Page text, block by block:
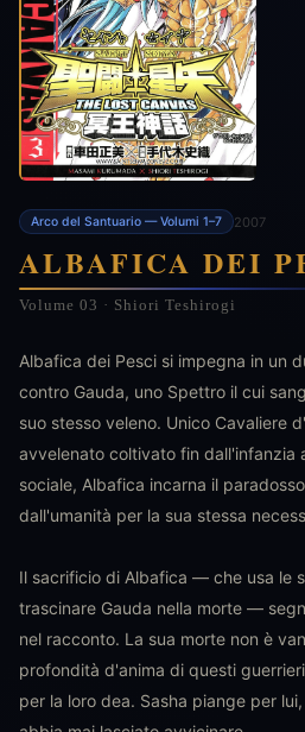
Arco del Santuario — Volumi 1–7 2007
ALBAFICA DEI
Volume 03 · Shiori Teshirogi
Albafica dei Pesci si impegna in un
contro Gauda, uno Spettro il cui
suo stesso veleno. Unico Cavaliere
avvelenato coltivato fin dall'infanzia
sociale, Albafica incarna il
dall'umanità per la sua stessa
Il sacrificio di Albafica — che usa le
trascinare Gauda nella morte —
nel racconto. La sua morte non è
profondità d'anima di questi
per la loro dea. Sasha piange per